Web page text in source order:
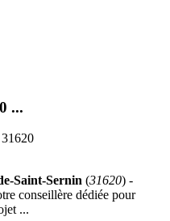
...
Saint-Sernin (31620) -
conseillère dédiée pour
...